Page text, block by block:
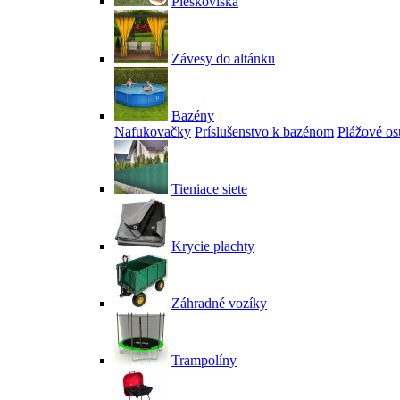
Závesy do altánku
Bazény
Nafukovačky Príslušenstvo k bazénom Plážové
Tieniace siete
Krycie plachty
Záhradné vozíky
Trampolíny